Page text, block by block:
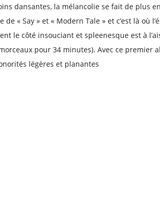
dansantes, la mélancolie se fait de plus
« Say » et « Modern Tale » et c’est là où
le côté insouciant et spleenesque est à
pour 34 minutes). Avec ce premier
légères et planantes